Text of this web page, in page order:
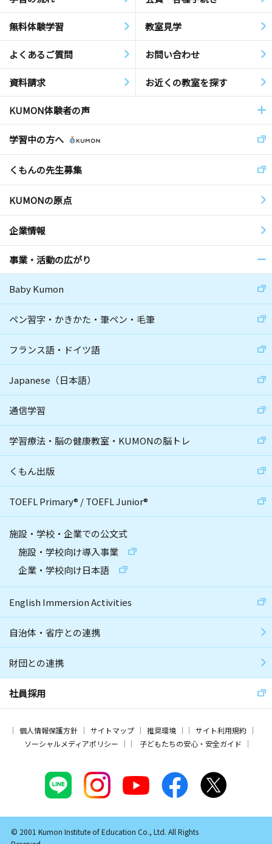
無料体験学習 教室見学
よくあるご質問 お問い合わせ
資料請求 お近くの教室を探す
KUMON体験者の声
学習中の方へ
くもんの先生募集
KUMONの原点
企業情報
事業・活動の広がり
Baby Kumon
ペン習字・かきかた・筆ペン・毛筆
フランス語・ドイツ語
Japanese（日本語）
通信学習
学習療法・脳の健康教室・KUMONの脳トレ
くもん出版
TOEFL Primary® /TOEFL Junior®
施設・学校・企業での公文式
施設・学校向け導入事業
企業・学校向け日本語
English Immersion Activities
自治体・省庁との連携
財団との連携
社員採用
個人情報保護方針 サイトマップ 推奨環境
サイト利用規約
ソーシャルメディアポリシー
子どもたちの安心・安全ガイド
© 2001 Kumon Institute of Education Co., Ltd. All Rights